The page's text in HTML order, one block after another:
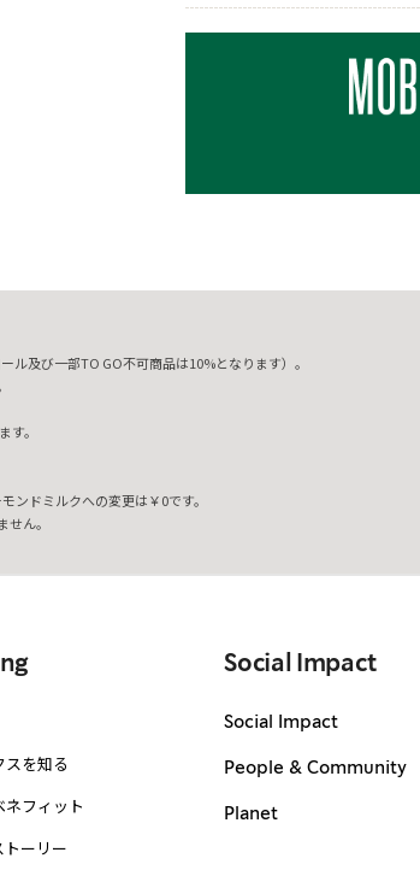
及び一部TO GO不可商品は10%となります）。
。
ンドミルクへの変更は￥0です。
ん。
スを知る
フィット
ーリー
Social Impact
Social Impact
People & Community
Planet